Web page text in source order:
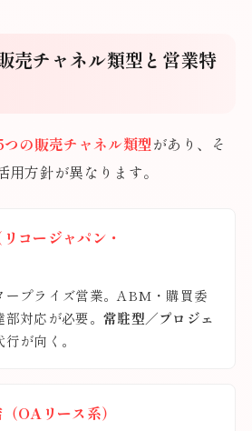
売チャネル類型と営業特
つの販売チャネル類型があり、そ
方針が異なります。
コージャパン・
ープライズ営業。ABM・購買委
対応が必要。 常駐型／プロジェ
が向く。
OAリース系）